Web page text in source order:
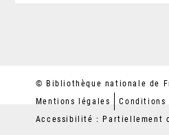
© Bibliothèque nationale de
Mentions légales
Accessibilité : Partiellement